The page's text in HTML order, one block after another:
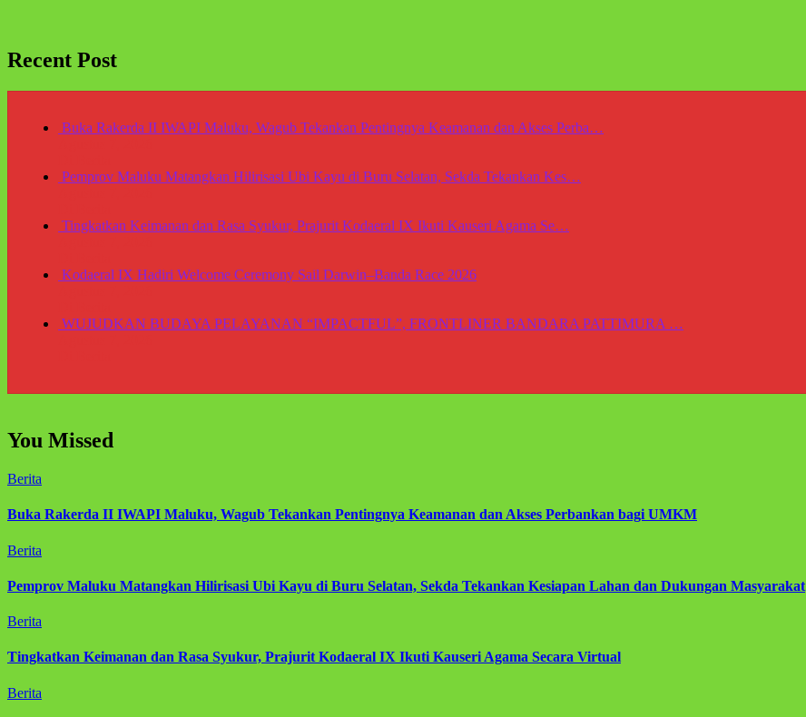
Recent Post
Buka Rakerda II IWAPI Maluku, Wagub Tekankan Pentingnya Keamanan dan Akses Perba…
Pemprov Maluku Matangkan Hilirisasi Ubi Kayu di Buru Selatan, Sekda Tekankan Kes…
Tingkatkan Keimanan dan Rasa Syukur, Prajurit Kodaeral IX Ikuti Kauseri Agama Se…
Kodaeral IX Hadiri Welcome Ceremony Sail Darwin–Banda Race 2026
WUJUDKAN BUDAYA PELAYANAN “IMPACTFUL”, FRONTLINER BANDARA PATTIMURA …
You Missed
Berita
Buka Rakerda II IWAPI Maluku, Wagub Tekankan Pentingnya Keamanan dan Akses Perbankan bagi UMKM
Berita
Pemprov Maluku Matangkan Hilirisasi Ubi Kayu di Buru Selatan, Sekda Tekankan Kesiapan Lahan dan Dukungan Masyarakat
Berita
Tingkatkan Keimanan dan Rasa Syukur, Prajurit Kodaeral IX Ikuti Kauseri Agama Secara Virtual
Berita